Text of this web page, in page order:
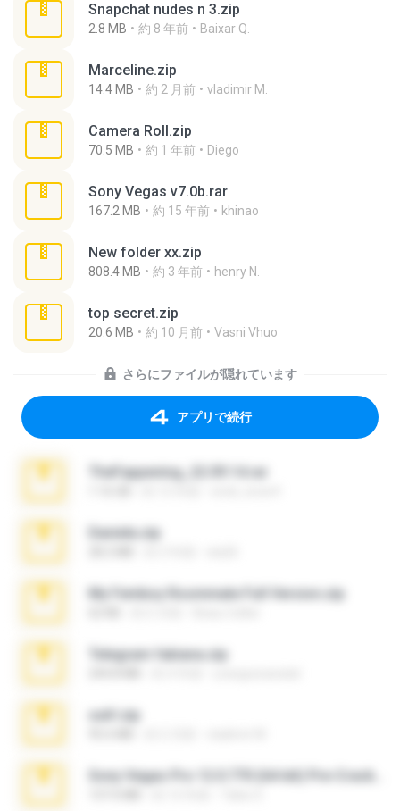
Snapchat nudes n 3.zip
2.8 MB 約 8 年前 Baixar Q.
Marceline.zip
14.4 MB 約 2 月前 vladimir M.
Camera Roll.zip
70.5 MB 約 1 年前 Diego
Sony Vegas v7.0b.rar
167.2 MB 約 15 年前 khinao
New folder xx.zip
808.4 MB 約 3 年前 henry N.
top secret.zip
20.6 MB 約 10 月前 Vasni Vhuo
さらにファイルが隠れています
アプリで続行
TheFappening_22.09.14.rar
Daniela.zip
My Femboy Roommate Full Version.zip
Telegram fabiana.zip
ouh!.zip